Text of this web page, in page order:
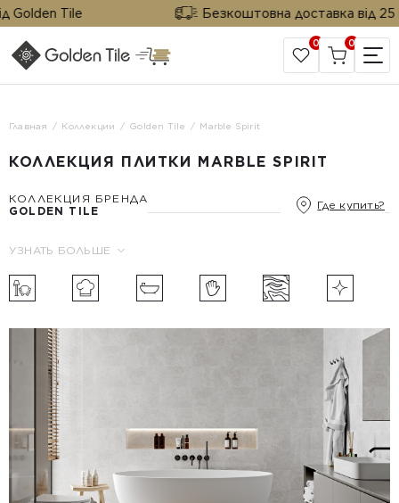
Tile Безкоштовна доставка від 25
САЙТ КОМПАНИИ
0 0
Главная Коллекции Golden Tile Marble Spirit
КОЛЛЕКЦИЯ ПЛИТКИ MARBLE SPIRIT
КОЛЛЕКЦИЯ БРЕНДА
GOLDEN TILE
Где купить?
УЗНАТЬ БОЛЬШЕ